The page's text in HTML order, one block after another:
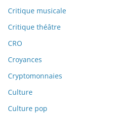
Critique musicale
Critique théâtre
CRO
Croyances
Cryptomonnaies
Culture
Culture pop